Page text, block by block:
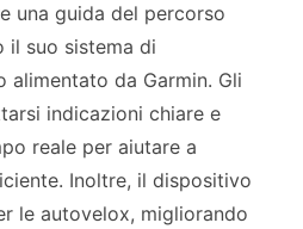
una guida del percorso
il suo sistema di
alimentato da Garmin. Gli
indicazioni chiare e
reale per aiutare a
Inoltre, il dispositivo
le autovelox, migliorando